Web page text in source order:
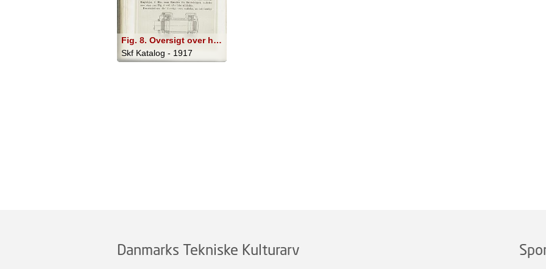
Fig. 8. Oversigt over hvordan lejebolte skal placeres i et leje.
Skf Katalog - 1917
Danmarks Tekniske Kulturarv